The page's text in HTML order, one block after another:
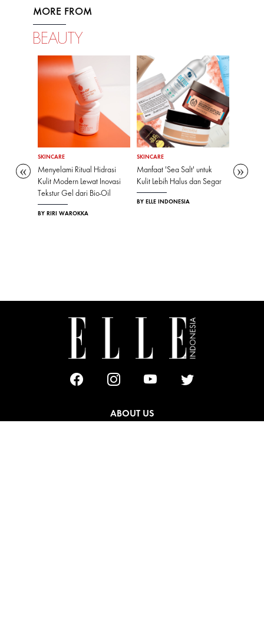
MORE FROM
BEAUTY
untuk
SKINCARE
Menyelami Ritual Hidrasi
Kulit Modern Lewat Inovasi
Tekstur Gel dari Bio-Oil
BY RIRI WAROKKA
SKINCARE
Manfaat 'Sea Salt' untuk
Kulit Lebih Halus dan Segar
BY ELLE INDONESIA
Lewat
ABOUT US